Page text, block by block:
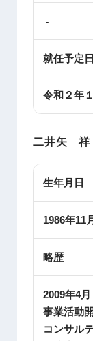
-
就任予定日
令和２年
二井矢 祥
生年月日
1986年11
略歴
2009年4
事業活動
コンサル